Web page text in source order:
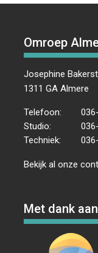
Omroep
Josephine
1311 GA Almere
Telefoon:
Studio:
Techniek:
Bekijk al onze
Met dank aan